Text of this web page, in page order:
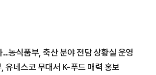
농식품부, 축산 분야 전담 상황실 운영
유네스코 무대서 K-푸드 매력 홍보